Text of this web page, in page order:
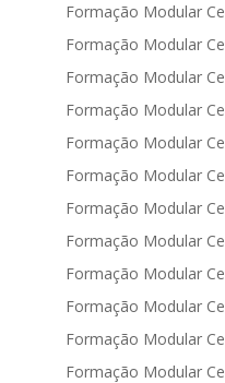
Formação Modular
Formação Modular
Formação Modular
Formação Modular
Formação Modular
Formação Modular
Formação Modular
Formação Modular
Formação Modular
Formação Modular
Formação Modular
Formação Modular